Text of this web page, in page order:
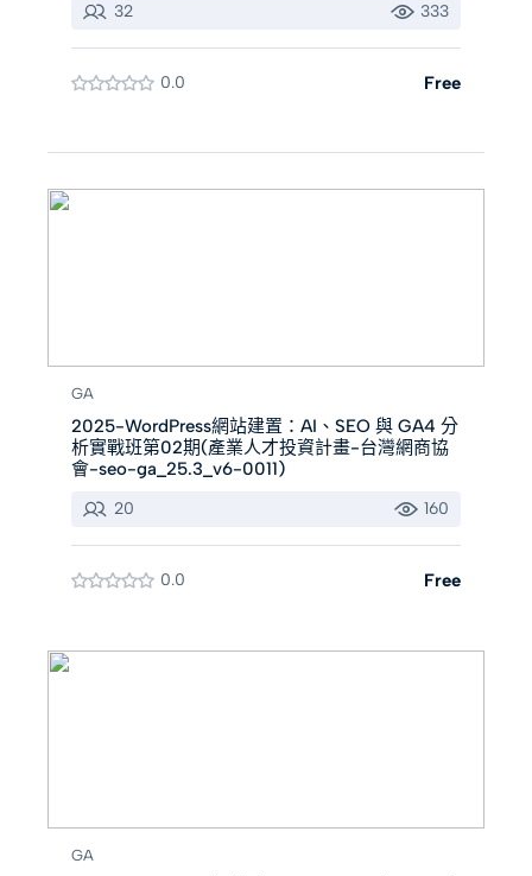
32 333
0.0 Free
GA
2025-WordPress網站建置：AI、SEO 與 GA4 分
析實戰班第02期(產業人才投資計畫-台灣網商協
會-seo-ga_25.3_v6-0011)
20 160
0.0 Free
GA